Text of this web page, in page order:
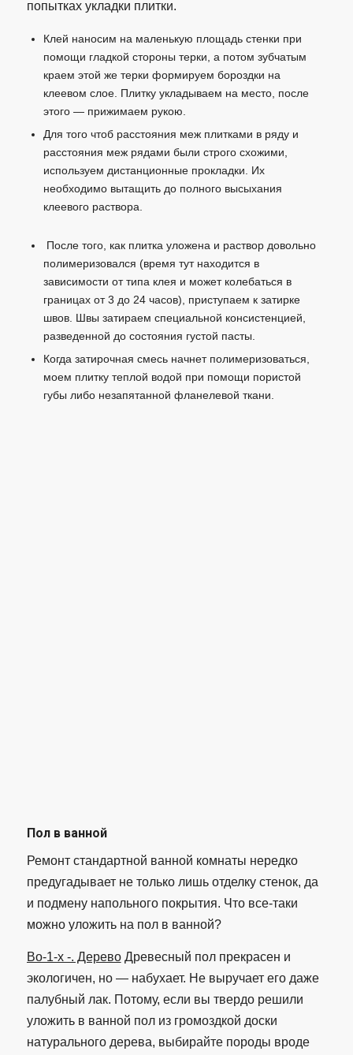
попытках укладки плитки.
Клей наносим на маленькую площадь стенки при
помощи гладкой стороны терки, а потом зубчатым
краем этой же терки формируем бороздки на
клеевом слое. Плитку укладываем на место, после
этого — прижимаем рукою.
Для того чтоб расстояния меж плитками в ряду и
расстояния меж рядами были строго схожими,
используем дистанционные прокладки. Их
необходимо вытащить до полного высыхания
клеевого раствора.
После того, как плитка уложена и раствор довольно
полимеризовался (время тут находится в
зависимости от типа клея и может колебаться в
границах от 3 до 24 часов), приступаем к затирке
швов. Швы затираем специальной консистенцией,
разведенной до состояния густой пасты.
Когда затирочная смесь начнет полимеризоваться,
моем плитку теплой водой при помощи пористой
губы либо незапятанной фланелевой ткани.
Пол в ванной
Ремонт стандартной ванной комнаты нередко
предугадывает не только лишь отделку стенок, да
и подмену напольного покрытия. Что все-таки
можно уложить на пол в ванной?
Во-1-х -. ДеревоДревесный пол прекрасен и
экологичен, но — набухает. Не выручает его даже
палубный лак. Потому, если вы твердо решили
уложить в ванной пол из громоздкой доски
натурального дерева, выбирайте породы вроде